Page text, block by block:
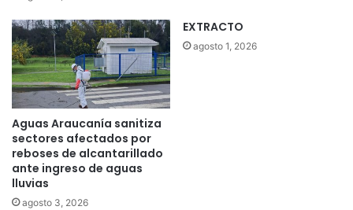
Aguas Araucanía sanitiza
sectores afectados por
reboses de alcantarillado
ante ingreso de aguas
lluvias
agosto 3, 2026
EXTRACTO
agosto 1, 2026